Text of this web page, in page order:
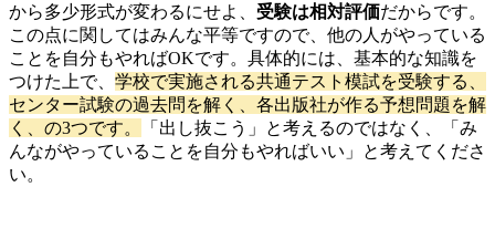
から多少形式が変わるにせよ、 受験は相対評価だからです。
この点に関してはみんな平等ですので、他の人がやっている
ことを自分もやればOKです。具体的には、基本的な知識を
つけた上で、 学校で実施される共通テスト模試を受験する、
センター試験の過去問を解く、各出版社が作る予想問題を解
く、の3つです。
「出し抜こう」と考えるのではなく、「み
んながやっていることを自分もやればいい」と考えてくださ
い。